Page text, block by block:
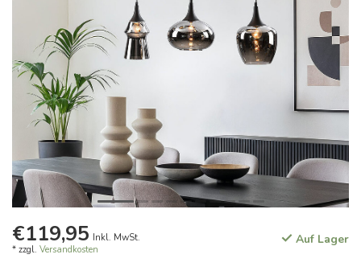
€119,95 Inkl. MwSt.
* zzgl. Versandkosten
Auf Lager